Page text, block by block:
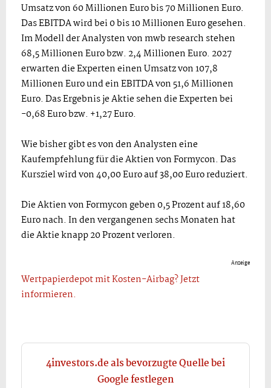
Umsatz von 60 Millionen Euro bis 70 Millionen Euro.
Das EBITDA wird bei 0 bis 10 Millionen Euro gesehen.
Im Modell der Analysten von mwb research stehen
68,5 Millionen Euro bzw. 2,4 Millionen Euro. 2027
erwarten die Experten einen Umsatz von 107,8
Millionen Euro und ein EBITDA von 51,6 Millionen
Euro. Das Ergebnis je Aktie sehen die Experten bei
-0,68 Euro bzw. +1,27 Euro.
Wie bisher gibt es von den Analysten eine
Kaufempfehlung für die Aktien von Formycon. Das
Kursziel wird von 40,00 Euro auf 38,00 Euro reduziert.
Die Aktien von Formycon geben 0,5 Prozent auf 18,60
Euro nach. In den vergangenen sechs Monaten hat
die Aktie knapp 20 Prozent verloren.
Anzeige
Wertpapierdepot mit Kosten-Airbag? Jetzt
informieren.
4investors.de als bevorzugte Quelle bei
Google festlegen